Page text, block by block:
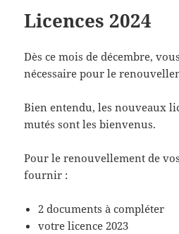
Licences 2024
Dès ce mois de décembre,
nécessaire pour le
Bien entendu, les nouveaux
mutés sont les bienvenus.
Pour le renouvellement de
fournir :
2 documents à compléter
votre licence 2023